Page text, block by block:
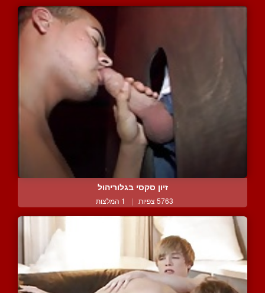
זיון סקסי בגלוריהול
5763 צפיות | 1 המלצות